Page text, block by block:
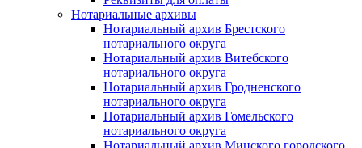
Нотариальные архивы
Нотариальный архив Брестского
нотариального округа
Нотариальный архив Витебского
нотариального округа
Нотариальный архив Гродненского
нотариального округа
Нотариальный архив Гомельского
нотариального округа